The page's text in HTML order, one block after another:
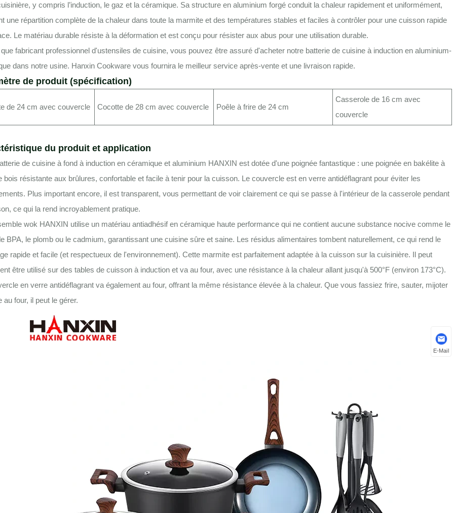
y compris l’induction, le gaz et la céramique. Sa structure en aluminium forgé conduit la chaleur rapidement et uniformément,
une répartition complète de la chaleur dans toute la marmite et des températures stables et faciles à contrôler pour une cuisson rapide
Le matériau durable résiste à la déformation et est conçu pour résister aux abus pour une utilisation durable.
fabricant professionnel d'ustensiles de cuisine, vous pouvez être assuré d'acheter notre batterie de cuisine à induction en aluminium-
dans notre usine. Hanxin Cookware vous fournira le meilleur service après-vente et une livraison rapide.
de produit (spécification)
de 24 cm avec couvercle Cocotte de 28 cm avec couvercle Poêle à frire de 24 cm
Casserole de 16 cm avec
couvercle
du produit et application
de cuisine à fond à induction en céramique et aluminium HANXIN est dotée d'une poignée fantastique : une poignée en bakélite à
bois résistante aux brûlures, confortable et facile à tenir pour la cuisson. Le couvercle est en verre antidéflagrant pour éviter les
Plus important encore, il est transparent, vous permettant de voir clairement ce qui se passe à l'intérieur de la casserole pendant
ce qui la rend incroyablement pratique.
wok HANXIN utilise un matériau antiadhésif en céramique haute performance qui ne contient aucune substance nocive comme le
BPA, le plomb ou le cadmium, garantissant une cuisine sûre et saine. Les résidus alimentaires tombent naturellement, ce qui rend le
rapide et facile (et respectueux de l'environnement). Cette marmite est parfaitement adaptée à la cuisson sur la cuisinière. Il peut
être utilisé sur des tables de cuisson à induction et va au four, avec une résistance à la chaleur allant jusqu'à 500°F (environ 173°C).
en verre antidéflagrant va également au four, offrant la même résistance élevée à la chaleur. Que vous fassiez frire, sauter, mijoter
au four, il peut le gérer.
E-Mail